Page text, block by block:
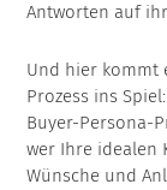
Antworten auf
Und hier kommt
Prozess ins
Buyer-Persona-
wer Ihre idealen
Wünsche und